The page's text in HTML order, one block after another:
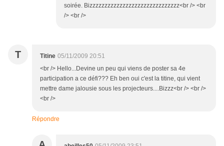
soirée. Bizzzzzzzzzzzzzzzzzzzzzzzzzzzzzz<br /> <br
/> <br />
T Titine 05/11/2009 20:51
<br /> Hello...Devine un peu qui viens de poster sa 4e
participation a ce défi??? Eh ben oui c'est la titine, qui vient
mettre dame jalousie sous les projecteurs....Bizzz<br /> <br />
<br />
Répondre